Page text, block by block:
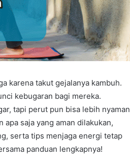
karena takut gejalanya kambuh.
kebugaran bagi mereka.
tapi perut pun bisa lebih nyaman
saja yang aman dilakukan,
serta tips menjaga energi tetap
panduan lengkapnya!